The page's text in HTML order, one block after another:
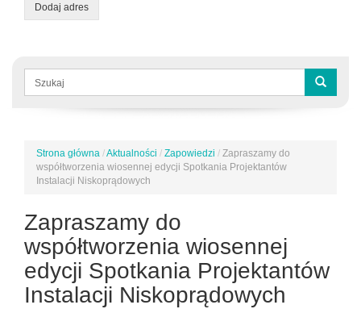
Dodaj adres
Formularz
wyszukiwania
Jesteś
tutaj
Strona główna /Aktualności / Zapowiedzi / Zapraszamy do
współtworzenia wiosennej edycji Spotkania Projektantów
Instalacji Niskoprądowych
Zapraszamy do
współtworzenia wiosennej
edycji Spotkania Projektantów
Instalacji Niskoprądowych